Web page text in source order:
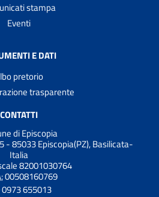
stampa
Eventi
E DATI
pretorio
trasparente
CONTATTI
di Episcopia
- 85033 Episcopia(PZ), Basilicata-
Italia
82001030764
00508160769
655013